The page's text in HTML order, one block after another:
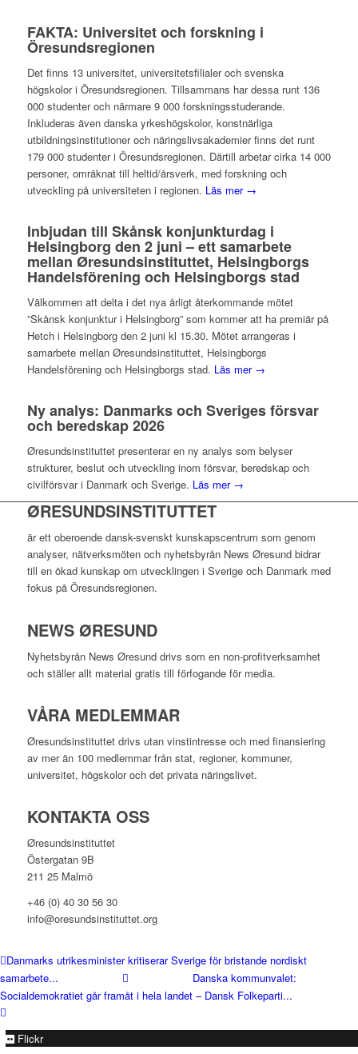
FAKTA: Universitet och forskning i
Öresundsregionen
Det finns 13 universitet, universitetsfilialer och svenska
högskolor i Öresundsregionen. Tillsammans har dessa runt 136
000 studenter och närmare 9 000 forskningsstuderande.
Inkluderas även danska yrkeshögskolor, konstnärliga
utbildningsinstitutioner och näringslivsakademier finns det runt
179 000 studenter i Öresundsregionen. Därtill arbetar cirka 14 000
personer, omräknat till heltid/årsverk, med forskning och
utveckling på universiteten i regionen. Läs mer →
Inbjudan till Skånsk konjunkturdag i
Helsingborg den 2 juni – ett samarbete
mellan Øresundsinstituttet, Helsingborgs
Handelsförening och Helsingborgs stad
Välkommen att delta i det nya årligt återkommande mötet
”Skånsk konjunktur i Helsingborg” som kommer att ha premiär på
Hetch i Helsingborg den 2 juni kl 15.30. Mötet arrangeras i
samarbete mellan Øresundsinstituttet, Helsingborgs
Handelsförening och Helsingborgs stad. Läs mer →
Ny analys: Danmarks och Sveriges försvar
och beredskap 2026
Øresundsinstituttet presenterar en ny analys som belyser
strukturer, beslut och utveckling inom försvar, beredskap och
civilförsvar i Danmark och Sverige. Läs mer →
ØRESUNDSINSTITUTTET
är ett oberoende dansk-svenskt kunskapscentrum som genom
analyser, nätverksmöten och nyhetsbyrån News Øresund bidrar
till en ökad kunskap om utvecklingen i Sverige och Danmark med
fokus på Öresundsregionen.
NEWS ØRESUND
Nyhetsbyrån News Øresund drivs som en non-profitverksamhet
och ställer allt material gratis till förfogande för media.
VÅRA MEDLEMMAR
Øresundsinstituttet drivs utan vinst­intresse och med finansiering
av mer än 100 medlemmar från stat, regioner, kommuner,
universitet, högskolor och det privata näringslivet.
KONTAKTA OSS
Øresundsinstituttet
Östergatan 9B
211 25 Malmö
+46 (0) 40 30 56 30
info@oresundsinstituttet.org
Danmarks utrikesminister kritiserar Sverige för bristande nordiskt
samarbete...
Danska kommunvalet:
Socialdemokratiet går framåt i hela landet – Dansk Folkeparti...
Flickr